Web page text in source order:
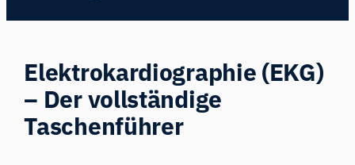
Elektrokardiographie (EKG)
– Der vollständige
Taschenführer